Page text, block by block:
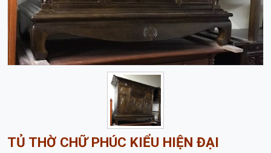
TỦ THỜ CHỮ PHÚC KIỂU HIỆN ĐẠI